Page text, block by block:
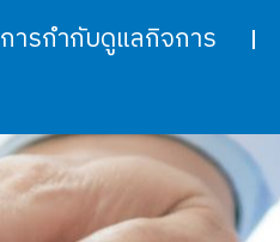
การกำกับดูแลกิจการ